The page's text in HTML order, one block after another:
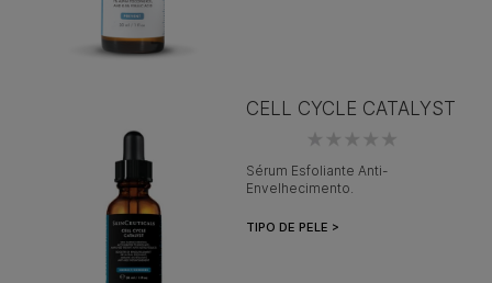
CELL CYCLE CATALYST
Sérum Esfoliante Anti-
Envelhecimento.
TIPO DE PELE >